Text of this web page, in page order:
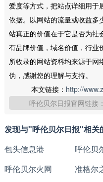
爱度等方式，把站点详细用于
依据。以网站的流量或收益多
站真正的价值在于它是否为社
有品牌价值，域名价值，行业
所收录的网站资料均来源于网
伪，感谢您的理解与支持。
本文链接： http://
呼伦贝尔日报官网链接：
发现与"呼伦贝尔日报"相关
包头信息港
呼伦贝
呼伦贝尔火网
准格尔